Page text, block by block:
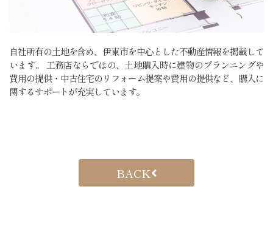
自社所有の土地を含め、伊東市を中心とした不動産情報を掲載して
います。 工務店ならではの、土地購入時に建物のプランニングや
費用の提供・中古住宅のリフォーム提案や費用の提供など、購入に
関するサポートが充実しています。
BACK